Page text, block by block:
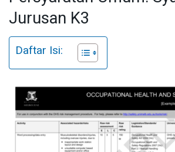
Jurusan K3
Daftar Isi: